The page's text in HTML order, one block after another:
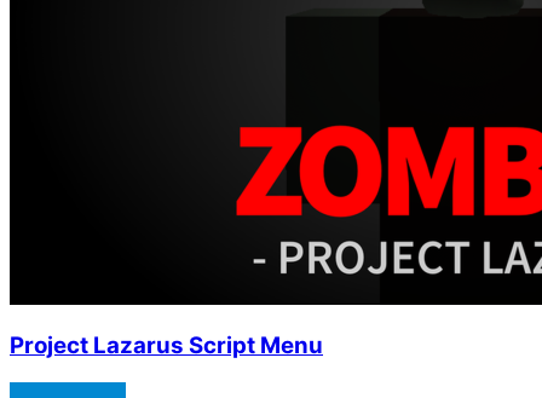
Project Lazarus Script Menu